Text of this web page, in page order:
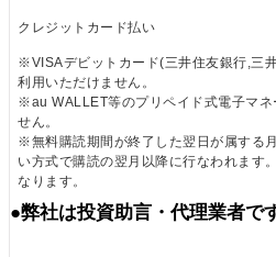
バーベル戦略(ダンベル戦略)
イリスク・ハイリターンの資
リターンの資産など対照的な
資手法です。エネルギー企
が低く、リスクを抑えなが
す。
クレジットカード払い
※VISAデビットカード(三井住友銀行,三
利用いただけません。
※au WALLET等のプリペイド式電子マネ
せん。
※無料購読期間が終了した翌日が属する
い方式で購読の翌月以降に行なわれます
なります。
●弊社は投資助言・代理業者で